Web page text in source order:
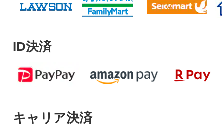
ID決済
キャリア決済